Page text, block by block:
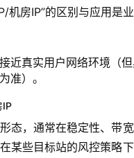
机房IP”的区别与应用是
近真实用户网络环境（
准）。
IP
态，通常在稳定性、带
某些目标站的风控策略